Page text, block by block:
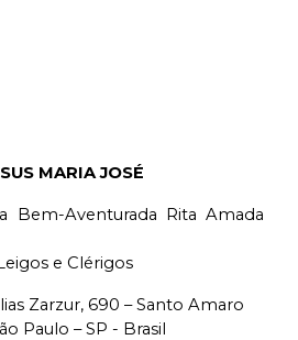
MARIA JOSÉ
Bem-Aventurada Rita Amada
e Clérigos
Zarzur, 690 – Santo Amaro
Paulo – SP - Brasil